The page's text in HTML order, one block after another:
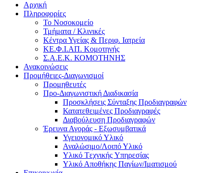
Αρχική
Πληροφορίες
Το Νοσοκομείο
Τμήματα / Κλινικές
Κέντρα Υγείας & Περιφ. Ιατρεία
ΚΕ.Φ.Ι.ΑΠ. Κομοτηνής
Σ.Α.Ε.Κ. ΚΟΜΟΤΗΝΗΣ
Ανακοινώσεις
Προμήθειες-Διαγωνισμοί
Προμηθευτές
Προ-Διαγωνιστική Διαδικασία
Προσκλήσεις Σύνταξης Προδιαγραφών
Κατατεθειμένες Προδιαγραφές
Διαβούλευση Προδιαγραφών
Έρευνα Αγοράς - Εξωσυμβατικά
Υγειονομικό Υλικό
Αναλώσιμο/Λοιπό Υλικό
Υλικό Tεχνικής Yπηρεσίας
Υλικό Αποθήκης Παγίων/Ιματισμού